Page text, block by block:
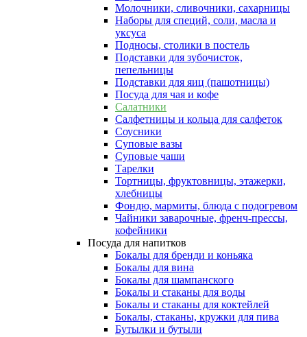
Молочники, сливочники, сахарницы
Наборы для специй, соли, масла и
уксуса
Подносы, столики в постель
Подставки для зубочисток,
пепельницы
Подставки для яиц (пашотницы)
Посуда для чая и кофе
Салатники
Салфетницы и кольца для салфеток
Соусники
Суповые вазы
Суповые чаши
Тарелки
Тортницы, фруктовницы, этажерки,
хлебницы
Фондю, мармиты, блюда с подогревом
Чайники заварочные, френч-прессы,
кофейники
Посуда для напитков
Бокалы для бренди и коньяка
Бокалы для вина
Бокалы для шампанского
Бокалы и стаканы для воды
Бокалы и стаканы для коктейлей
Бокалы, стаканы, кружки для пива
Бутылки и бутыли